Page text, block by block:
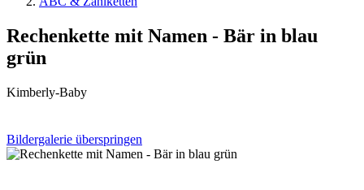
Rechenkette mit Namen - Bär in blau
grün
Kimberly-Baby
Bildergalerie überspringen